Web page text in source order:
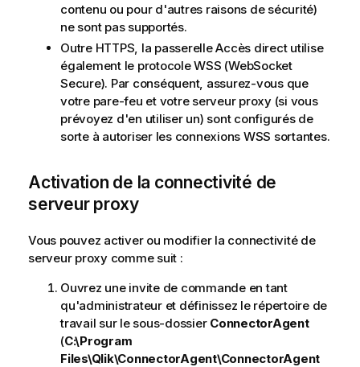
contenu ou pour d'autres raisons de sécurité)
ne sont pas supportés.
Outre HTTPS, la passerelle Accès direct utilise
également le protocole WSS (WebSocket
Secure). Par conséquent, assurez-vous que
votre pare-feu et votre serveur proxy (si vous
prévoyez d'en utiliser un) sont configurés de
sorte à autoriser les connexions WSS sortantes.
Activation de la connectivité de
serveur proxy
Vous pouvez activer ou modifier la connectivité de
serveur proxy comme suit :
Ouvrez une invite de commande en tant
qu'administrateur et définissez le répertoire de
travail sur le sous-dossier ConnectorAgent
(C:\Program
Files\Qlik\ConnectorAgent\ConnectorAgent